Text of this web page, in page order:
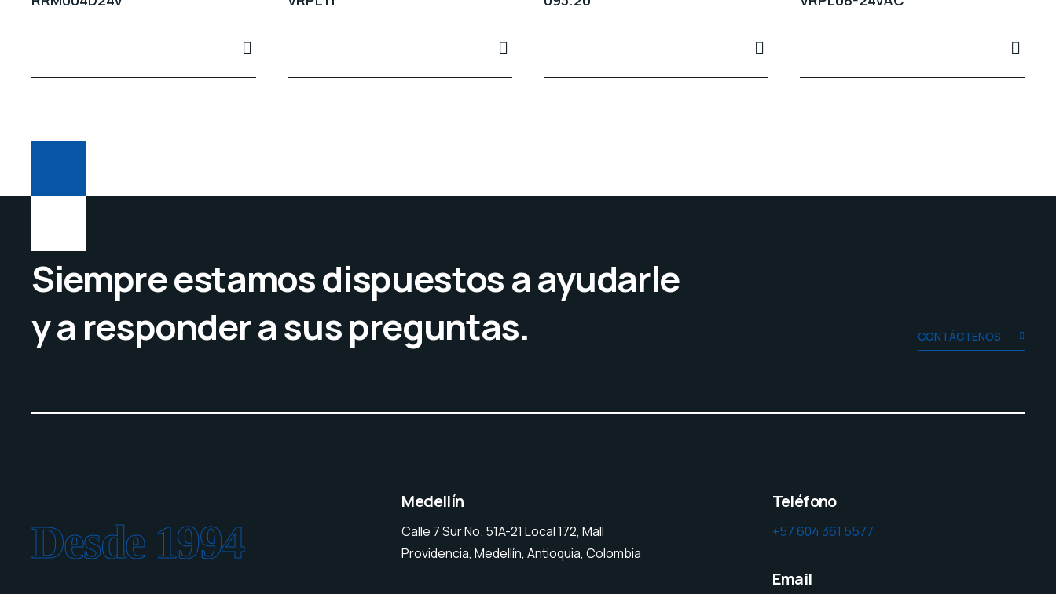
Siempre estamos dispuestos a ayudarle
y a responder a sus preguntas.
CONTÁCTENOS
Desde 1994
Medellín
Calle 7 Sur No. 51A-21 Local 172, Mall
Providencia, Medellín, Antioquia, Colombia
Teléfono
+57 604 361 5577
Email